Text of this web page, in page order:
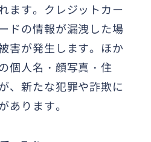
ます。クレジットカー
ドの情報が漏洩した場
害が発生します。ほか
個人名・顔写真・住
、新たな犯罪や詐欺に
あります。